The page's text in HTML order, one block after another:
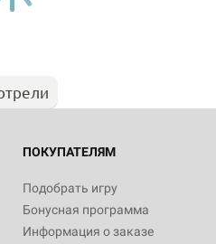
ПОКУПАТЕЛЯМ
Подобрать игру
Бонусная программа
Информация о заказе